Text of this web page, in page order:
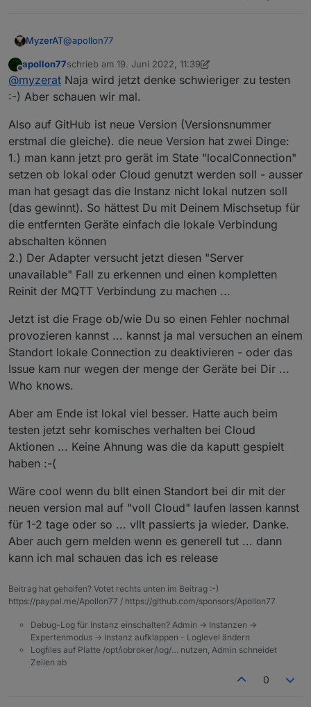
MyzerAT@apollon77
ja, lokaler Modus bei beiden Instanzen!
apollon77schrieb am 19. Juni 2022, 11:39
zuletzt editiert von apollon77
@myzerat Naja wird jetzt denke schwieriger zu testen
:-) Aber schauen wir mal.
Also auf GitHub ist neue Version (Versionsnummer
erstmal die gleiche). die neue Version hat zwei Dinge:
1.) man kann jetzt pro gerät im State "localConnection"
setzen ob lokal oder Cloud genutzt werden soll - ausser
man hat gesagt das die Instanz nicht lokal nutzen soll
(das gewinnt). So hättest Du mit Deinem Mischsetup für
die entfernten Geräte einfach die lokale Verbindung
abschalten können
2.) Der Adapter versucht jetzt diesen "Server
unavailable" Fall zu erkennen und einen kompletten
Reinit der MQTT Verbindung zu machen ...
Jetzt ist die Frage ob/wie Du so einen Fehler nochmal
provozieren kannst ... kannst ja mal versuchen an einem
Standort lokale Connection zu deaktivieren - oder das
Issue kam nur wegen der menge der Geräte bei Dir ...
Who knows.
Aber am Ende ist lokal viel besser. Hatte auch beim
testen jetzt sehr komisches verhalten bei Cloud
Aktionen ... Keine Ahnung was die da kaputt gespielt
haben :-(
Wäre cool wenn du bllt einen Standort bei dir mit der
neuen version mal auf "voll Cloud" laufen lassen kannst
für 1-2 tage oder so ... vllt passierts ja wieder. Danke.
Aber auch gern melden wenn es generell tut ... dann
kann ich mal schauen das ich es release
Beitrag hat geholfen? Votet rechts unten im Beitrag :-)
https://paypal.me/Apollon77 / https://github.com/sponsors/Apollon77
Debug-Log für Instanz einschalten? Admin -> Instanzen ->
Expertenmodus -> Instanz aufklappen - Loglevel ändern
Logfiles auf Platte /opt/iobroker/log/… nutzen, Admin schneidet
Zeilen ab
0